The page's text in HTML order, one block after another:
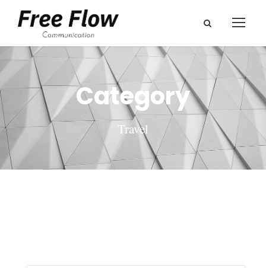
Category
Travel